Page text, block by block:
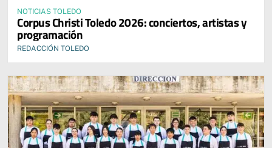
NOTICIAS TOLEDO
Corpus Christi Toledo 2026: conciertos, artistas y
programación
REDACCIÓN TOLEDO